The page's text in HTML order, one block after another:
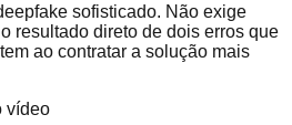
sofisticado. Não exige
resultado direto de dois erros que
ao contratar a solução mais
vídeo